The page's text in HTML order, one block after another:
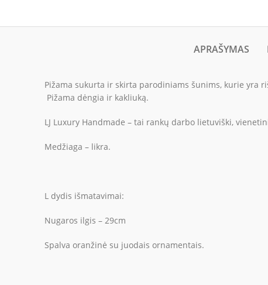
APRAŠYMAS
Pižama sukurta ir skirta parodiniams šunims, kurie yra
Pižama dėngia ir kakliuką.
LJ Luxury Handmade – tai rankų darbo lietuviški,
Medžiaga – likra.
L dydis išmatavimai:
Nugaros ilgis – 29cm
Spalva oranžinė su juodais ornamentais.